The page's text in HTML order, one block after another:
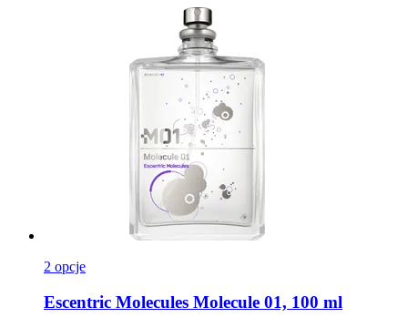
2 opcje
Escentric Molecules Molecule 01, 100 ml